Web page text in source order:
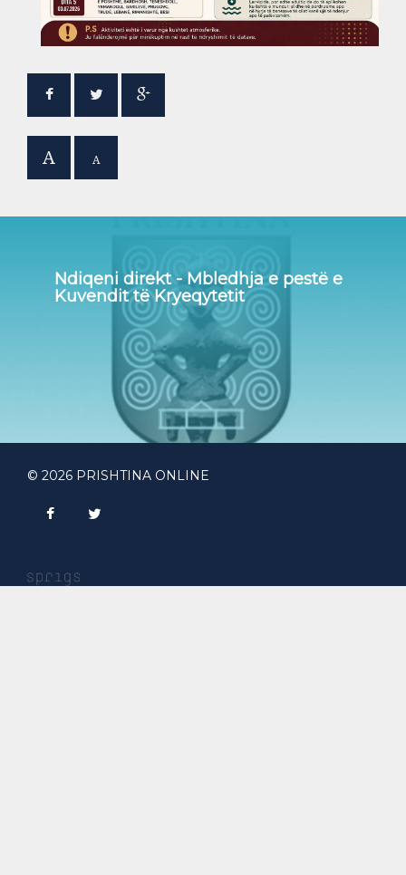
A A
Ndiqeni direkt - Mbledhja e pestë e
Kuvendit të Kryeqytetit
© 2026 PRISHTINA ONLINE